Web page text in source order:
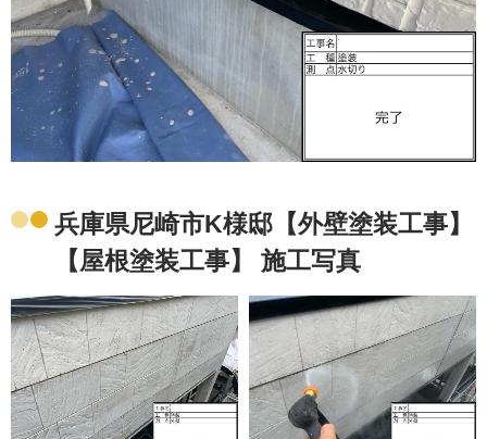
兵庫県尼崎市K様邸【外壁塗装工事】
【屋根塗装工事】 施工写真